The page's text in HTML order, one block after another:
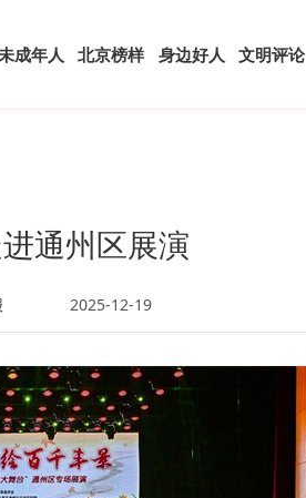
成年人 北京榜样 身边好人 文明评论
通州区展演
2025-12-19